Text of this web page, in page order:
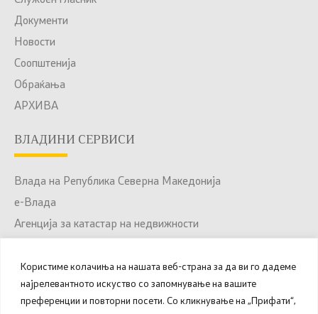
Користиме колачиња на нашата веб-страна за да ви го дадеме
најрелевантното искуство со запомнување на вашите
преференции и повторни посети. Со кликнување на „Прифати“,
Документи
Новости
Соопштенија
Обраќања
АРХИВА
ВЛАДИНИ СЕРВИСИ
Влада на Република Северна Македонија
е-Влада
Агенција за катастар на недвижности
Портал за отворени податоци
Национален Портал за е-Услуги